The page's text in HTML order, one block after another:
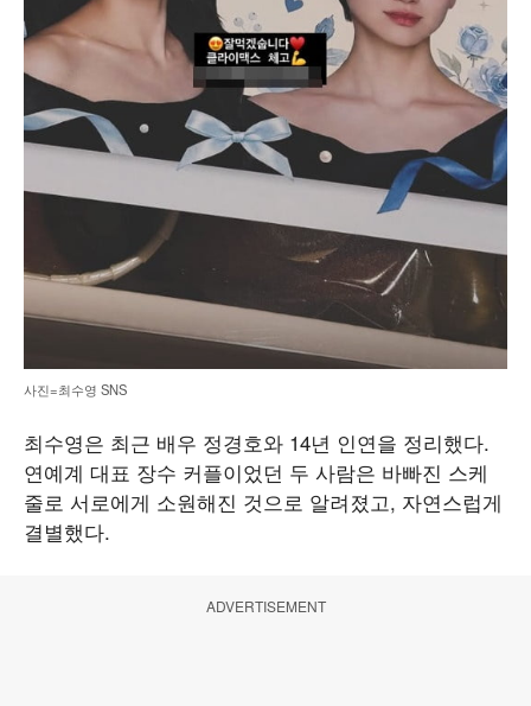
사진=최수영 SNS
최수영은 최근 배우 정경호와 14년 인연을 정리했다.
연예계 대표 장수 커플이었던 두 사람은 바빠진 스케
줄로 서로에게 소원해진 것으로 알려졌고, 자연스럽게
결별했다.
ADVERTISEMENT